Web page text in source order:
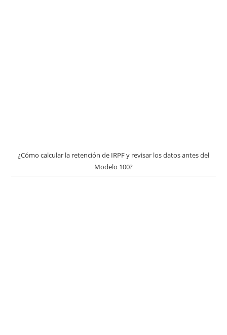
¿Cómo calcular la retención de IRPF y revisar los datos antes del
Modelo 100?